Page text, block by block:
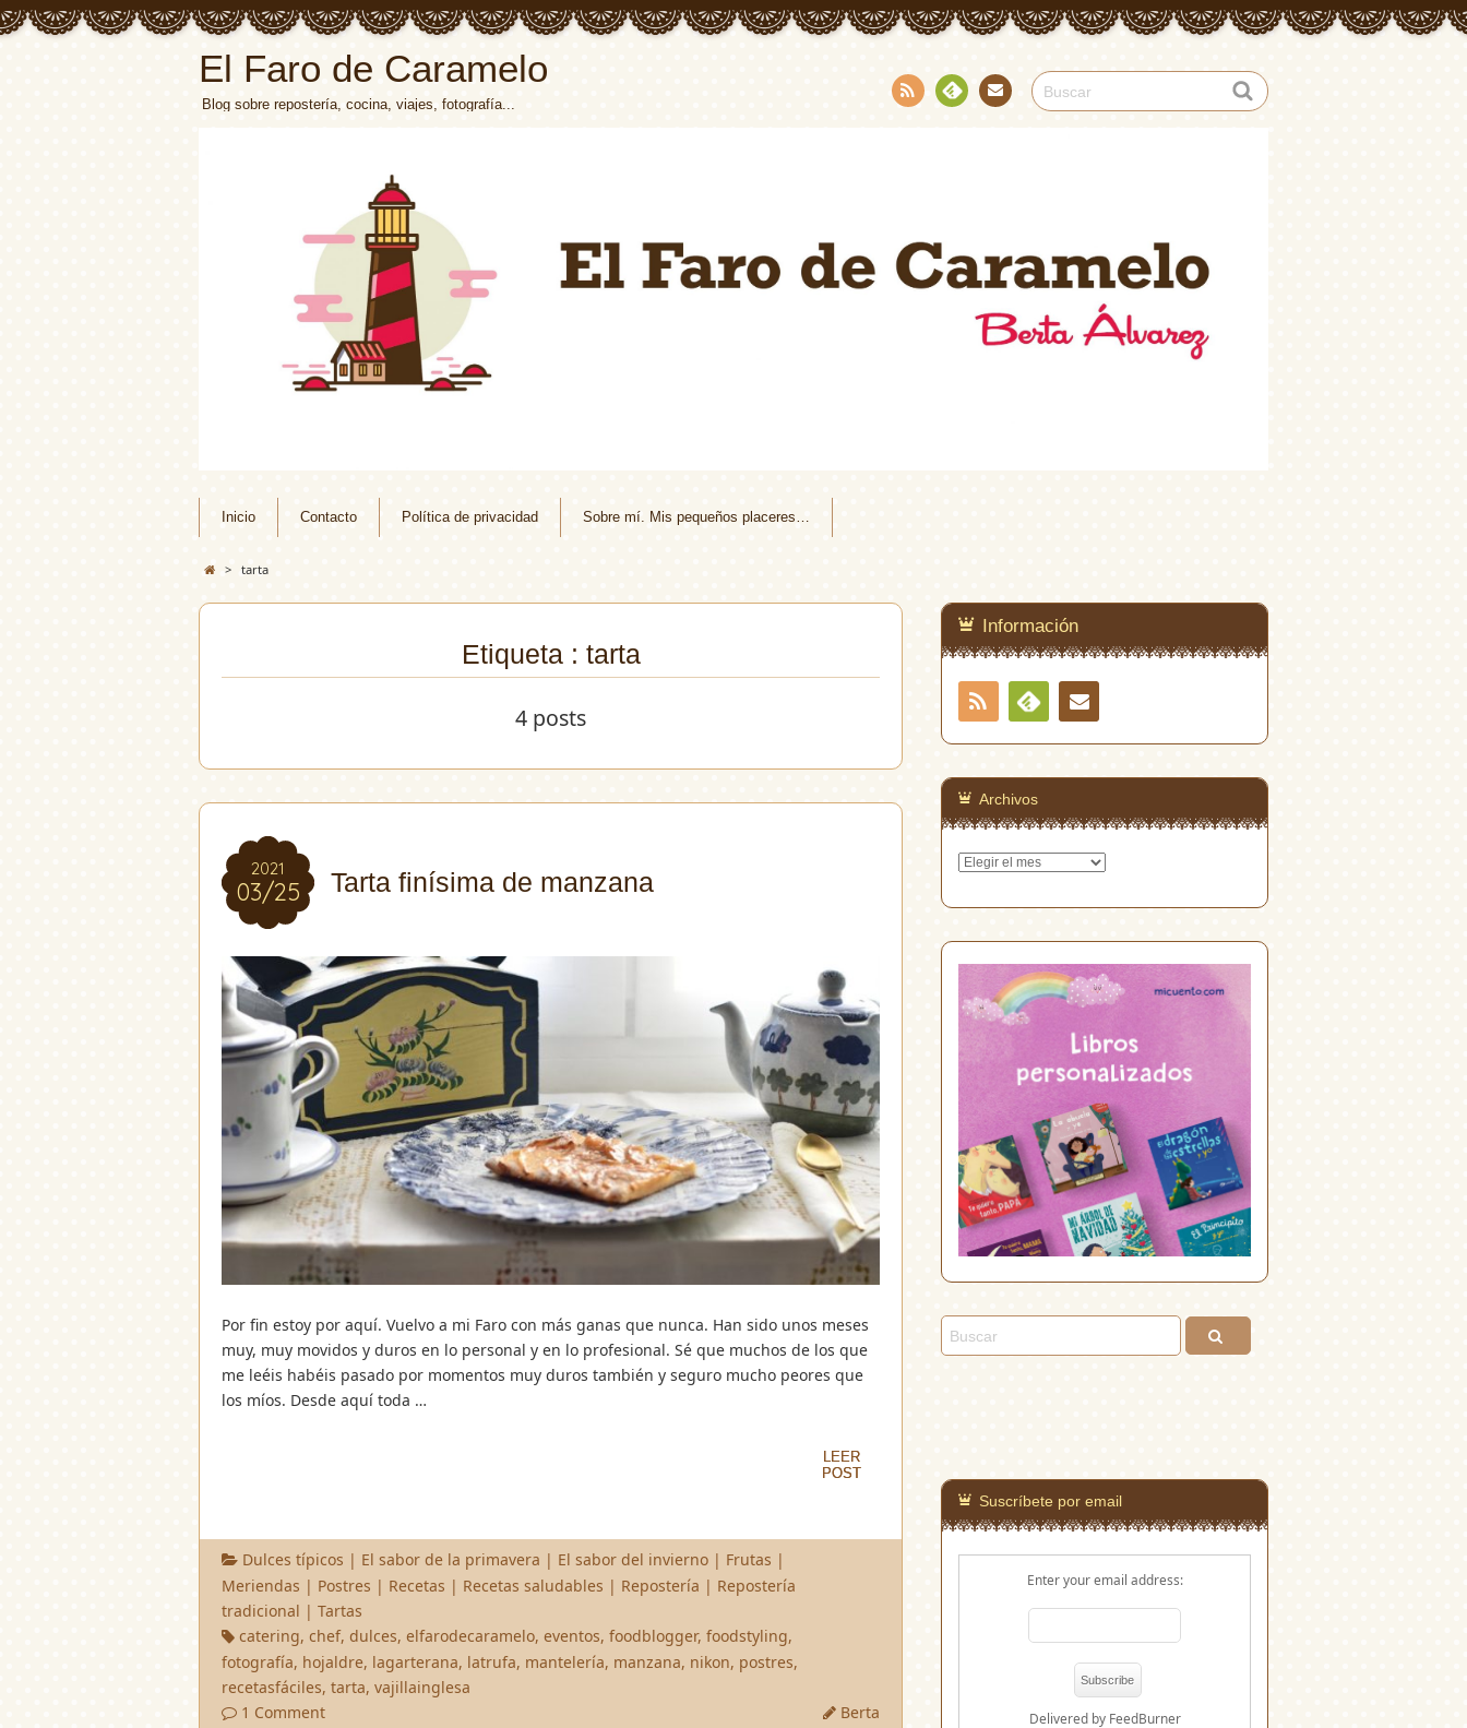
El Faro de Caramelo
Blog sobre repostería, cocina, viajes, fotografía...
Inicio Contacto Política de privacidad Sobre mí. Mis pequeños placeres…
> tarta
Etiqueta : tarta
4 posts
2021
03/25
2021
03/25 Tarta finísima de manzana
Por fin estoy por aquí. Vuelvo a mi Faro con más ganas que nunca. Han sido unos meses
muy, muy movidos y duros en lo personal y en lo profesional. Sé que muchos de los que
me leéis habéis pasado por momentos muy duros también y seguro mucho peores que
los míos. Desde aquí toda …
LEER
POST
LEER
POST
Dulces típicos | El sabor de la primavera | El sabor del invierno | Frutas |
Meriendas | Postres | Recetas | Recetas saludables | Repostería | Repostería
tradicional | Tartas
catering,chef,dulces,elfarodecaramelo,eventos,foodblogger,foodstyling,
fotografía, hojaldre, lagarterana, latrufa, mantelería, manzana, nikon, postres,
recetasfáciles, tarta, vajillainglesa
1 Comment
Berta
Información
RSS
Feedly
Archivos
Archivos
Suscríbete por email
Enter your email address:
Delivered by FeedBurner